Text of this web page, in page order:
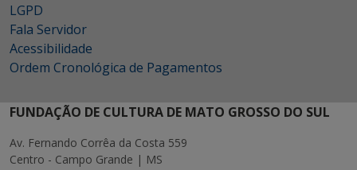
LGPD
Fala Servidor
Acessibilidade
Ordem Cronológica de Pagamentos
FUNDAÇÃO DE CULTURA DE MATO GROSSO DO SUL
Av. Fernando Corrêa da Costa 559
Centro - Campo Grande | MS